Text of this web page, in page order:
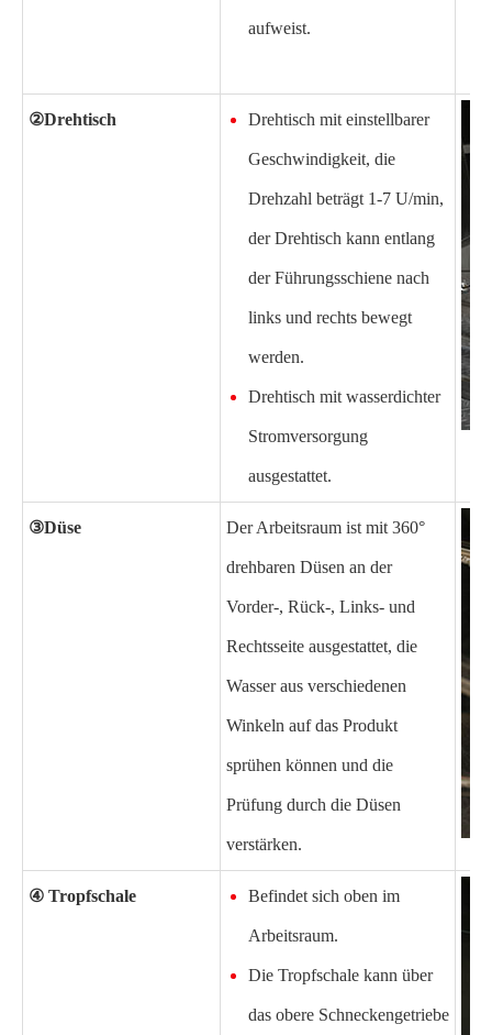
aufweist.
②Drehtisch Drehtisch mit einstellbarer
Geschwindigkeit, die
Drehzahl beträgt 1-7 U/min,
der Drehtisch kann entlang
der Führungsschiene nach
links und rechts bewegt
werden.
Drehtisch mit wasserdichter
Stromversorgung
ausgestattet.
③Düse Der Arbeitsraum ist mit 360°
drehbaren Düsen an der
Vorder-, Rück-, Links- und
Rechtsseite ausgestattet, die
Wasser aus verschiedenen
Winkeln auf das Produkt
sprühen können und die
Prüfung durch die Düsen
verstärken.
④ Tropfschale Befindet sich oben im
Arbeitsraum.
Die Tropfschale kann über
das obere Schneckengetriebe